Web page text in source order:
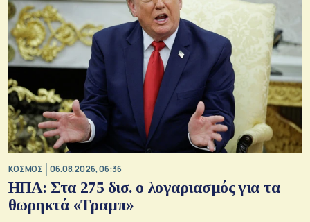
ΚΟΣΜΟΣ 06.08.2026, 06:36
ΗΠΑ: Στα 275 δισ. ο λογαριασμός για τα
θωρηκτά «Τραμπ»